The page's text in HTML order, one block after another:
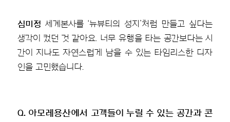
심미정 세계본사를 ‘뉴뷰티의 성지’처럼 만들고 싶다는
생각이 컸던 것 같아요. 너무 유행을 타는 공간보다는 시
간이 지나도 자연스럽게 남을 수 있는 타임리스한 디자
인을 고민했습니다.
Q. 아모레용산에서 고객들이 누릴 수 있는 공간과 콘